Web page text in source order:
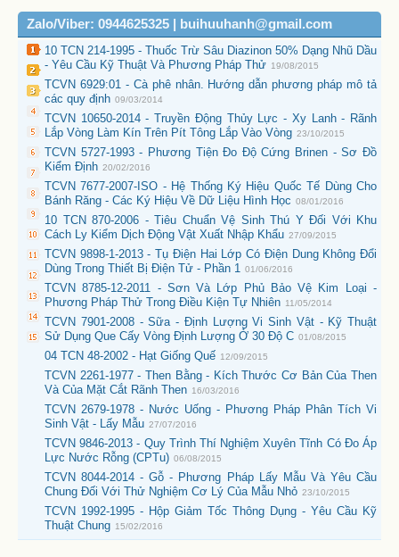
Zalo/Viber: 0944625325 | buihuuhanh@gmail.com
10 TCN 214-1995 - Thuốc Trừ Sâu Diazinon 50% Dạng Nhũ Dầu
- Yêu Cầu Kỹ Thuật Và Phương Pháp Thử 19/08/2015
TCVN 6929:01 - Cà phê nhân. Hướng dẫn phương pháp mô tả
các quy định 09/03/2014
TCVN 10650-2014 - Truyền Động Thủy Lực - Xy Lanh - Rãnh
Lắp Vòng Làm Kín Trên Pít Tông Lắp Vào Vòng 23/10/2015
TCVN 5727-1993 - Phương Tiện Đo Độ Cứng Brinen - Sơ Đồ
Kiểm Định 20/02/2016
TCVN 7677-2007-ISO - Hệ Thống Ký Hiệu Quốc Tế Dùng Cho
Bánh Răng - Các Ký Hiệu Về Dữ Liệu Hình Học 08/01/2016
10 TCN 870-2006 - Tiêu Chuẩn Vệ Sinh Thú Y Đối Với Khu
Cách Ly Kiểm Dịch Động Vật Xuất Nhập Khẩu 27/09/2015
TCVN 9898-1-2013 - Tụ Điện Hai Lớp Có Điện Dung Không Đổi
Dùng Trong Thiết Bị Điện Tử - Phần 1
01/06/2016
TCVN 8785-12-2011 - Sơn Và Lớp Phủ Bảo Vệ Kim Loại -
Phương Pháp Thử Trong Điều Kiện Tự Nhiên 11/05/2014
TCVN 7901-2008 - Sữa - Định Lượng Vi Sinh Vật - Kỹ Thuật
Sử Dụng Que Cấy Vòng Định Lượng Ở 30 Độ C 01/08/2015
04 TCN 48-2002 - Hạt Giống Quế 12/09/2015
TCVN 2261-1977 - Then Bằng - Kích Thước Cơ Bản Của Then
Và Của Mặt Cắt Rãnh Then 16/03/2016
TCVN 2679-1978 - Nước Uống - Phương Pháp Phân Tích Vi
Sinh Vật - Lấy Mẫu 27/07/2016
TCVN 9846-2013 - Quy Trình Thí Nghiệm Xuyên Tĩnh Có Đo Áp
Lực Nước Rỗng (CPTu) 06/08/2015
TCVN 8044-2014 - Gỗ - Phương Pháp Lấy Mẫu Và Yêu Cầu
Chung Đối Với Thử Nghiệm Cơ Lý Của Mẫu Nhỏ 23/10/2015
TCVN 1992-1995 - Hộp Giảm Tốc Thông Dụng - Yêu Cầu Kỹ
Thuật Chung 15/02/2016